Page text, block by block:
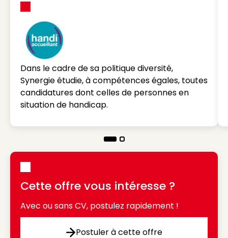
Dans le cadre de sa politique diversité,
Synergie étudie, à compétences égales, toutes
candidatures dont celles de personnes en
situation de handicap.
Cette offre vous intéresse ?
Avec ou sans CV, postulez rapidement !
Postuler à cette offre